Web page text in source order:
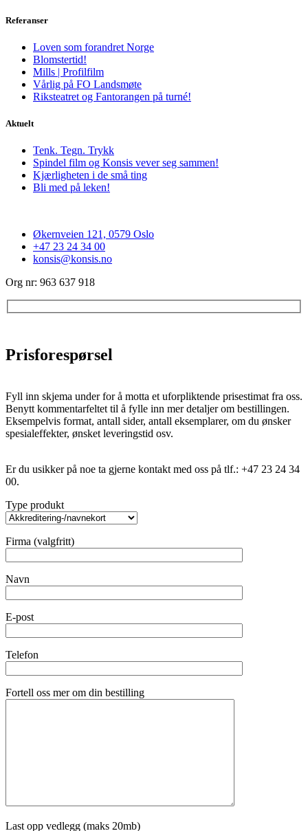
Referanser
Loven som forandret Norge
Blomstertid!
Mills | Profilfilm
Vårlig på FO Landsmøte
Riksteatret og Fantorangen på turné!
Aktuelt
Tenk. Tegn. Trykk
Spindel film og Konsis vever seg sammen!
Kjærligheten i de små ting
Bli med på leken!
Økernveien 121, 0579 Oslo
+47 23 24 34 00
konsis@konsis.no
Org nr: 963 637 918
Prisforespørsel
Fyll inn skjema under for å motta et uforpliktende prisestimat fra oss.
Benytt kommentarfeltet til å fylle inn mer detaljer om bestillingen.
Eksempelvis format, antall sider, antall eksemplarer, om du ønsker
spesialeffekter, ønsket leveringstid osv.
Er du usikker på noe ta gjerne kontakt med oss på tlf.: +47 23 24 34
00.
Type produkt
Firma (valgfritt)
Navn
E-post
Telefon
Fortell oss mer om din bestilling
Last opp vedlegg (maks 20mb)